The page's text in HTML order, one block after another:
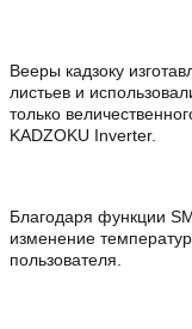
Вееры кадзоку
листьев и
только
KADZOKU Inverter.
Благодаря функции
изменение
пользователя.